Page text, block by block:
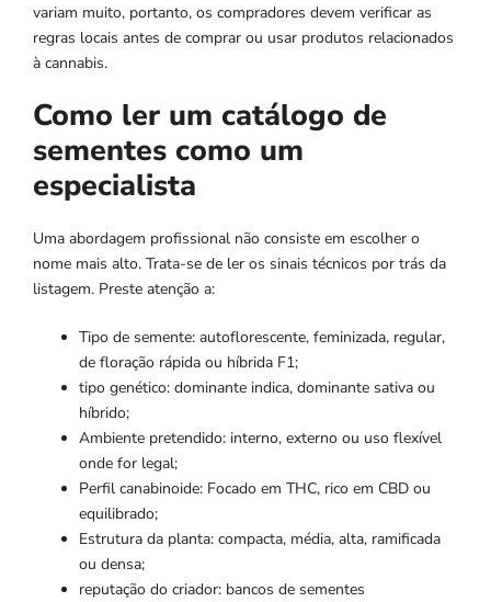
variam muito, portanto, os compradores devem verificar as
regras locais antes de comprar ou usar produtos relacionados
à cannabis.
Como ler um catálogo de
sementes como um
especialista
Uma abordagem profissional não consiste em escolher o
nome mais alto. Trata-se de ler os sinais técnicos por trás da
listagem. Preste atenção a:
Tipo de semente: autoflorescente, feminizada, regular,
de floração rápida ou híbrida F1;
tipo genético: dominante indica, dominante sativa ou
híbrido;
Ambiente pretendido: interno, externo ou uso flexível
onde for legal;
Perfil canabinoide: Focado em THC, rico em CBD ou
equilibrado;
Estrutura da planta: compacta, média, alta, ramificada
ou densa;
reputação do criador: bancos de sementes